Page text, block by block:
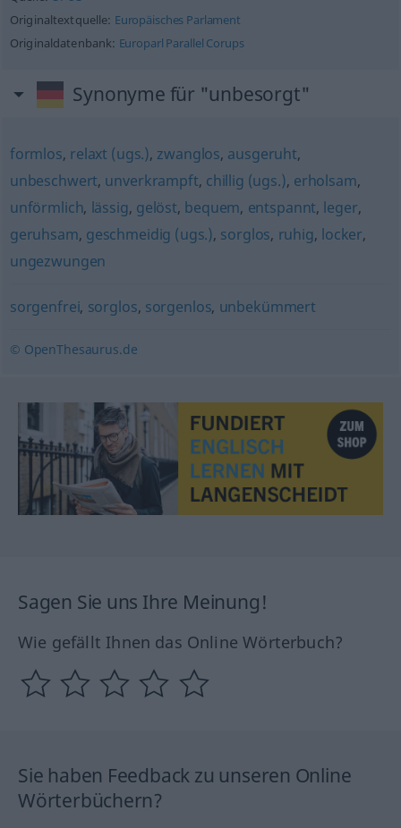
Originaltextquelle: Europäisches Parlament
Originaldatenbank: Europarl Parallel Corups
Synonyme für "unbesorgt"
formlos, relaxt (ugs.), zwanglos, ausgeruht,
unbeschwert, unverkrampft, chillig (ugs.), erholsam,
unförmlich, lässig, gelöst, bequem, entspannt, leger,
geruhsam, geschmeidig (ugs.), sorglos, ruhig, locker,
ungezwungen
sorgenfrei, sorglos, sorgenlos, unbekümmert
© OpenThesaurus.de
Sagen Sie uns Ihre Meinung!
Wie gefällt Ihnen das Online Wörterbuch?
Sie haben Feedback zu unseren Online
Wörterbüchern?